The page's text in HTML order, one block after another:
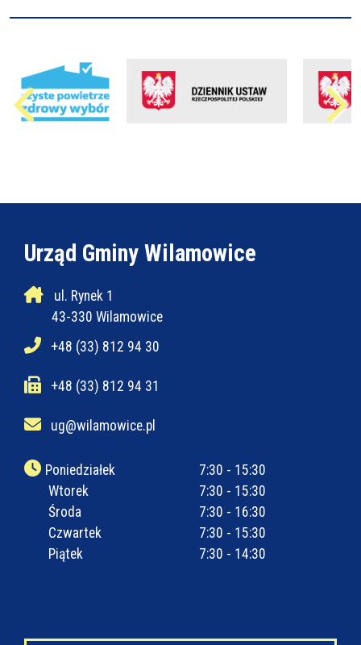
Urząd Gminy Wilamowice
ul. Rynek 1
43-330 Wilamowice
+48 (33) 812 94 30
+48 (33) 812 94 31
ug@wilamowice.pl
Poniedziałek
7:30 - 15:30
Wtorek
7:30 - 15:30
Środa
7:30 - 16:30
Czwartek
7:30 - 15:30
Piątek
7:30 - 14:30